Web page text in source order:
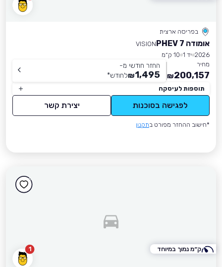
בפריסה ארצית
אומודה 7 PHEV
VISION
2026 יד 1
10 ק״מ
מחיר
200,157
₪
החזר חודשי מ-
1,495
₪לחודש*
תוספות לעיסקה
לפגישה בסוכנות יצירת קשר
*חישוב ההחזר מפורט בתקנון
1 ק״מ נמוך במיוחד